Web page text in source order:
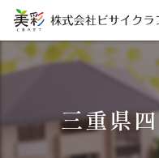
三重県